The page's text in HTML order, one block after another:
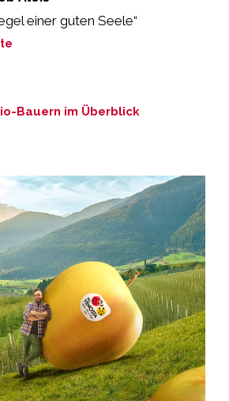
einer guten Seele“
Bauern im Überblick